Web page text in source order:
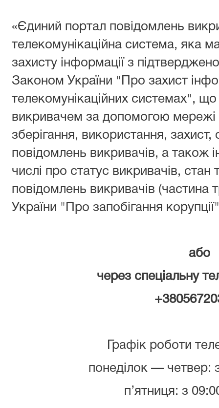
«Єдиний портал повідомлень
телекомунікаційна система, яка
захисту інформації з
Законом України "Про захист
телекомунікаційних системах",
викривачем за допомогою мережі
зберігання, використання,
повідомлень викривачів, а також
числі про статус викривачів, стан
повідомлень викривачів (частина
України "Про запобігання
або
через спеціальну
Графік роботи
понеділок — четвер:
п’ятниця: з